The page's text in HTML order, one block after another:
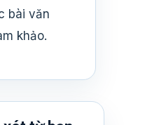
bài văn
khảo.